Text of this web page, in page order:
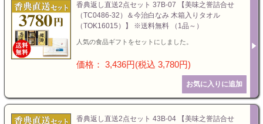
香典返し直送2点セット 37B-07 【美味之誉詰合せ
（TC0486-32）＆今治白なみ 木箱入りタオル
（TOK16015）】 ※送料無料 （1品～）
人気の食品ギフトをセットにしました。
価格： 3,436円(税込 3,780円)
香典返し直送2点セット 43B-04 【美味之誉詰合せ